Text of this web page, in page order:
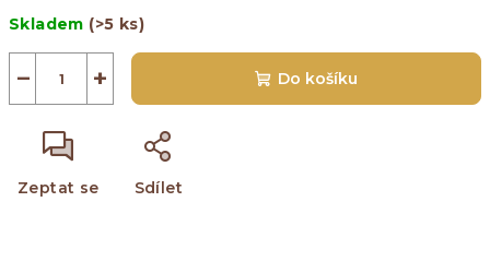
cena:
Skladem (>5 ks)
+
− Do košíku
Zeptat se Sdílet